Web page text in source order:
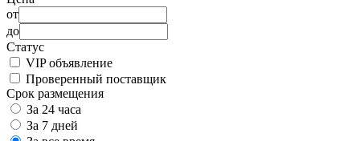
от
до
Статус
VIP объявление
Проверенный поставщик
Срок размещения
За 24 часа
За 7 дней